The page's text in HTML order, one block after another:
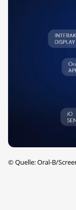
©Quelle: Oral-B/